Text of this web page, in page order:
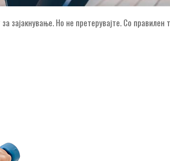
зајакнување. Но не претерувајте. Со правилен